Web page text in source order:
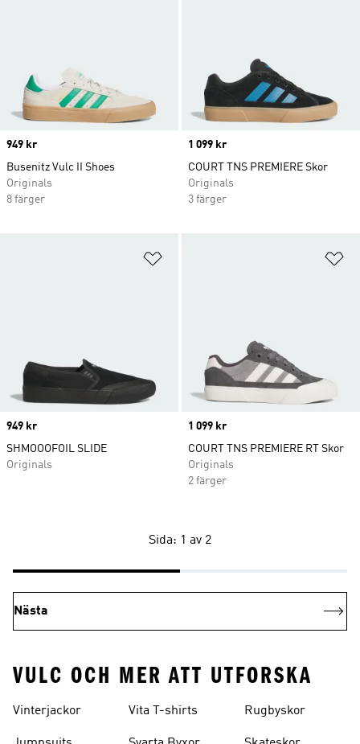
Price
949 kr
Busenitz Vulc II Shoes
Originals
8 färger
Price
1 099 kr
COURT TNS PREMIERE Skor
Originals
3 färger
Price
949 kr
SHMOOOFOIL SLIDE
Originals
Price
1 099 kr
COURT TNS PREMIERE RT Skor
Originals
2 färger
Sida: 1 av 2
Nästa
VULC OCH MER ATT UTFORSKA
Vinterjackor Vita T-shirts Rugbyskor